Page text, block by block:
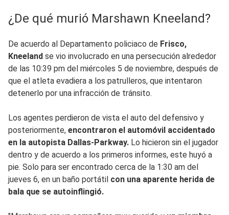
¿De qué murió Marshawn Kneeland?
De acuerdo al Departamento policiaco de Frisco,
Kneeland se vio involucrado en una persecución alrededor
de las 10:39 pm del miércoles 5 de noviembre, después de
que el atleta evadiera a los patrulleros, que intentaron
detenerlo por una infracción de tránsito.
Los agentes perdieron de vista el auto del defensivo y
posteriormente, encontraron el automóvil accidentado
en la autopista Dallas-Parkway. Lo hicieron sin el jugador
dentro y de acuerdo a los primeros informes, este huyó a
pie. Solo para ser encontrado cerca de la 1:30 am del
jueves 6, en un baño portátil con una aparente herida de
bala que se autoinflingió.